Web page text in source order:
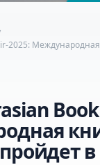
2025:
в